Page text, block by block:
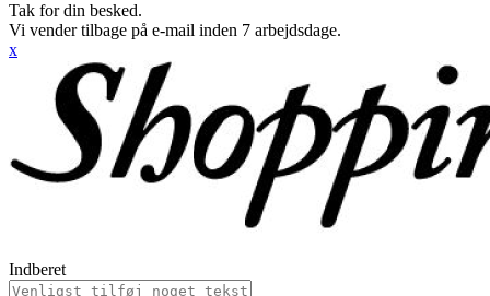
Tak for din besked.
Vi vender tilbage på e-mail inden 7 arbejdsdage.
x
Indberet